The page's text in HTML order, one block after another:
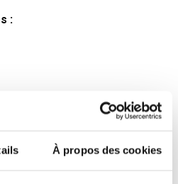
À propos des cookies
: